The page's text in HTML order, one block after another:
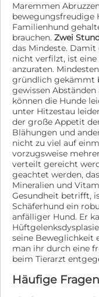
Maremmen
bewegungsfreudige
Familienhund
brauchen. Zwei
das Mindeste. Damit
nicht verfilzt, ist
anzuraten.
gründlich gekämmt
gewissen
können die Hunde
unter Hitzestau
der große Appetit
Blähungen und
nicht zu viel auf
vorzugsweise
verteilt gereicht
geachtet werden,
Mineralien und
Gesundheit betrifft,
Schäferhund ein
anfälliger Hund. Er
seine Beweglichkeit
man ihr durch eine
beim Tierarzt
Häufige